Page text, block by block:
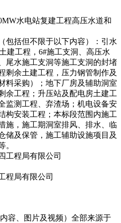
水电站复建工程高压水道和
包括但不限于以下内容）：引水
建工程，6#施工支洞、高压水
尾水施工支洞等施工支洞的封堵
剩余土建工程，压力钢管制作及
料采购）；地下厂房及辅助洞室
余工程；升压站及配电房土建工
监测工程、弃渣场；机电设备安
构安装工程；本标段范围内施工
施，施工期洞室排风、排水、临
储及保管，施工辅助设施项目及
。
工程局有限公司
程局有限公司
容、图片及视频）全部来源于